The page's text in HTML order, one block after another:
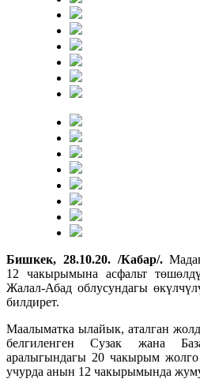
Бишкек, 28.10.20. /Кабар/.
12 чакырымына асфальт
Жалал-Абад облусундагы
билдирет.
Маалыматка ылайык, аталган
белгиленген Сузак жана
аралыгындагы 20 чакырым
учурда анын 12 чакырымында